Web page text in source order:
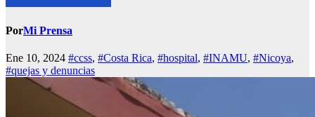
PorMi Prensa
Ene 10, 2024 #ccss, #Costa Rica, #hospital, #INAMU, #Nicoya,
#quejas y denuncias